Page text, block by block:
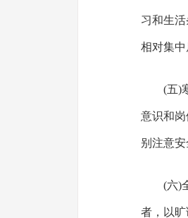
习和生
相对集
(五)
意识和
别注意
(六)
者，以旷